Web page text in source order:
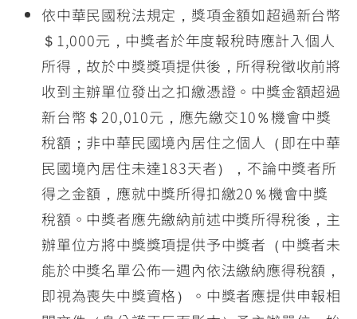
依中華民國稅法規定，獎項金額如超過新台幣
＄1,000元，中獎者於年度報稅時應計入個人
所得，故於中獎獎項提供後，所得稅徵收前將
收到主辦單位發出之扣繳憑證。中獎金額超過
新台幣＄20,010元，應先繳交10％機會中獎
稅額；非中華民國境內居住之個人（即在中華
民國境內居住未達183天者），不論中獎者所
得之金額，應就中獎所得扣繳20％機會中獎
稅額。中獎者應先繳納前述中獎所得稅後，主
辦單位方將中獎獎項提供予中獎者（中獎者未
能於中獎名單公佈一週內依法繳納應得稅額，
即視為喪失中獎資格）。中獎者應提供申報相